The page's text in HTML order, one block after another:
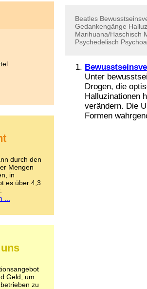
Beatles
Gedankengänge
Marihuana/Haschisch
Psychedelisch
Unter
Drogen, die
Halluzinationen
verändern. Die
Formen
durch den
Mengen
in
es über 4,3
Geld, um
zu